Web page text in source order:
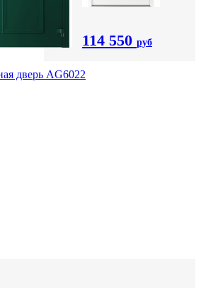
114 550 руб
дверь AG6022